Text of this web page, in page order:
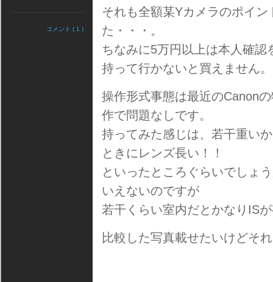
それも全額某Yカメラのポイ
た・・・。
ちなみに5万円以上は本人確
持って行かないと買えません
操作形式事態は最近のCanon
作で問題なしです。
持ってみた感じは、若干重い
ときにレンズ長い！！
といったところぐらいでしょ
いえないのですが
若干くらい室内だとかなりIS
比較した写真載せたいけどそ
コメント ( 1 )